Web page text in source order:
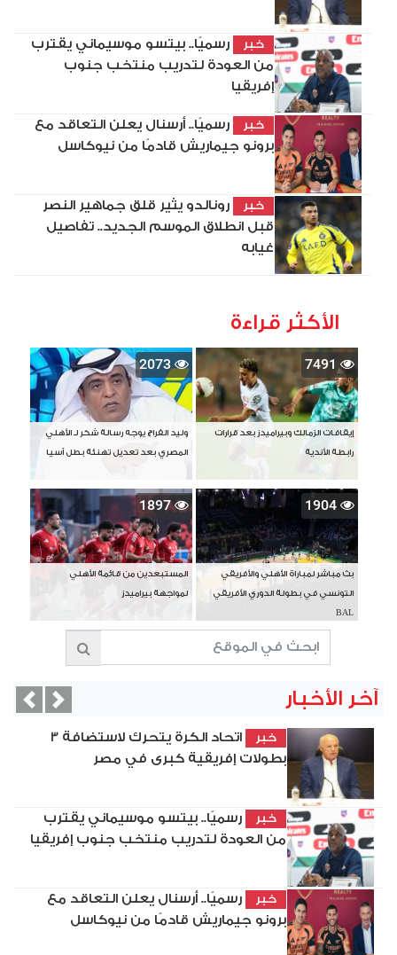
خبر
رسميًا.. بيتسو موسيماني يقترب
من العودة لتدريب منتخب جنوب
إفريقيا
خبر
رسميًا.. أرسنال يعلن التعاقد مع
برونو جيماريش قادمًا من نيوكاسل
خبر
رونالدو يثير قلق جماهير النصر
قبل انطلاق الموسم الجديد.. تفاصيل
غيابه
الأكثر قراءة
7491
إيقافات الزمالك وبيراميدز بعد قرارات
رابطة الأندية
2073
وليد الفراج يوجه رسالة شكر لـ الأهلي
المصري بعد تعديل تهنئة بطل آسيا
1904
بث مباشر لمباراة الأهلي والأفريقي
التونسي في بطولة الدوري الأفريقي
BAL
1897
المستبعدين من قائمة الأهلي
لمواجهة بيراميدز
آخر الأخبار
خبر
اتحاد الكرة يتحرك لاستضافة 3
بطولات إفريقية كبرى في مصر
خبر
رسميًا.. بيتسو موسيماني يقترب
من العودة لتدريب منتخب جنوب إفريقيا
خبر
رسميًا.. أرسنال يعلن التعاقد مع
برونو جيماريش قادمًا من نيوكاسل
Next